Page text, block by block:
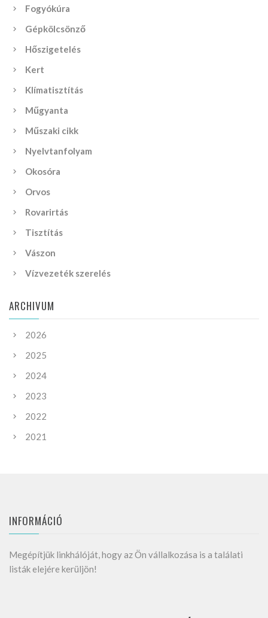
Fogyókúra
Gépkölcsönző
Hőszigetelés
Kert
Klímatisztítás
Műgyanta
Műszaki cikk
Nyelvtanfolyam
Okosóra
Orvos
Rovarirtás
Tisztítás
Vászon
Vízvezeték szerelés
ARCHIVUM
2026
2025
2024
2023
2022
2021
INFORMÁCIÓ
Megépítjük linkhálóját, hogy az Ön vállalkozása is a találati
listák elejére kerüljön!